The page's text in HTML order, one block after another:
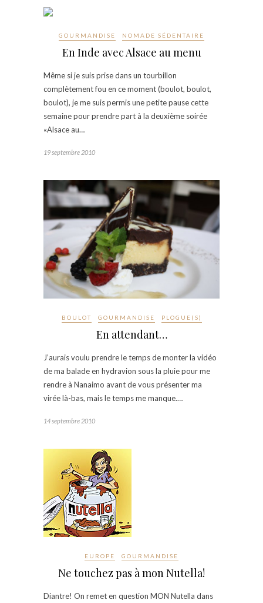
GOURMANDISE NOMADE SÉDENTAIRE
En Inde avec Alsace au menu
Même si je suis prise dans un tourbillon
complètement fou en ce moment (boulot, boulot,
boulot), je me suis permis une petite pause cette
semaine pour prendre part à la deuxième soirée
«Alsace au…
19 septembre 2010
BOULOT GOURMANDISE PLOGUE(S)
En attendant…
J’aurais voulu prendre le temps de monter la vidéo
de ma balade en hydravion sous la pluie pour me
rendre à Nanaimo avant de vous présenter ma
virée là-bas, mais le temps me manque.…
14 septembre 2010
EUROPE GOURMANDISE
Ne touchez pas à mon Nutella!
Diantre! On remet en question MON Nutella dans